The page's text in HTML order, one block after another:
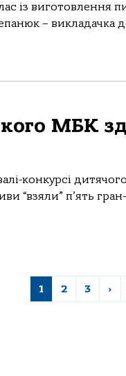
із виготовлення
– викладачка
МБК
конкурсі
“взяли” п’ять
1 2 3 ›